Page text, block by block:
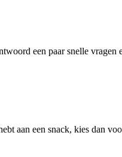
een paar snelle vragen
aan een snack, kies dan